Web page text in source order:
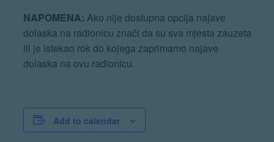
NAPOMENA: Ako nije dostupna opcija najave
dolaska na radionicu znači da su sva mjesta zauzeta
ili je istekao rok do kojega zaprimamo najave
dolaska na ovu radionicu.
Add to calendar